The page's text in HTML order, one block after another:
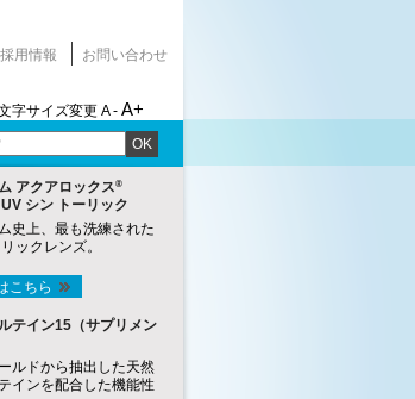
採用情報 お問い合わせ
字サイズ変更 A - A+
OK
アクアロックス®
シン トーリック
史上、最も洗練された
ックレンズ。
こちら
テイン15（サプリメン
ルドから抽出した天然
インを配合した機能性